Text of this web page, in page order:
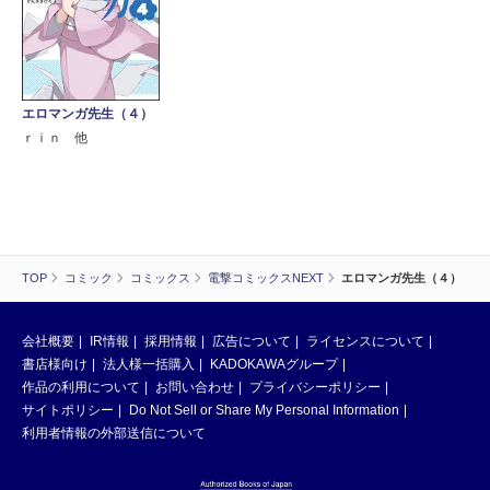
TOP コミック コミックス 電撃コミックスNEXT エロマンガ先生（４）
エロマンガ先生（４）
ｒｉｎ 他
会社概要 IR情報 採用情報 広告について
ライセンスについて
書店様向け
法人様一括購入
KADOKAWAグループ
作品の利用について
お問い合わせ
プライバシーポリシー
サイトポリシー
Do Not Sell or Share My Personal Information
利用者情報の外部送信について